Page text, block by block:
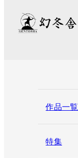
作品一覧
特集